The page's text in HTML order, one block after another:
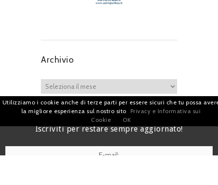
Archivio
Iscriviti per restare sempre aggiornato!
Utilizziamo i cookie anche di terze parti per essere sicuri che tu possa
la migliore esperienza sul nostro sito
Privacy e Informativa sui
Cookie
OK